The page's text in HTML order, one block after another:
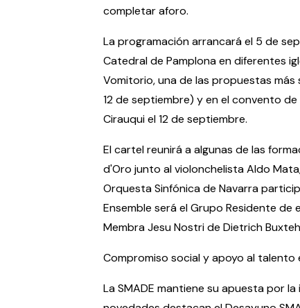
completar aforo.
La programación arrancará el 5 de
Catedral de Pamplona en diferentes
Vomitorio, una de las propuestas más
12 de septiembre) y en el convento
Cirauqui el 12 de septiembre.
El cartel reunirá a algunas de las
d'Oro junto al violonchelista Aldo
Orquesta Sinfónica de Navarra
Ensemble será el Grupo Residente
Membra Jesu Nostri de Dietrich
Compromiso social y apoyo al talento
La SMADE mantiene su apuesta por